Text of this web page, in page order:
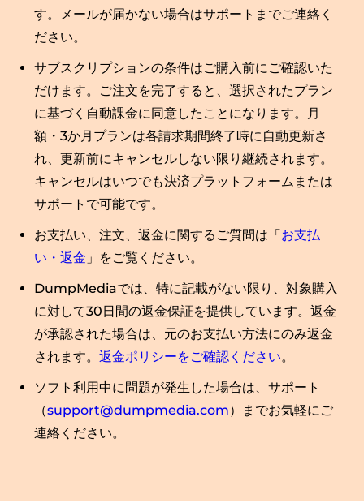
す。メールが届かない場合はサポートまでご連絡く
ださい。
サブスクリプションの条件はご購入前にご確認いた
だけます。ご注文を完了すると、選択されたプラン
に基づく自動課金に同意したことになります。月
額・3か月プランは各請求期間終了時に自動更新さ
れ、更新前にキャンセルしない限り継続されます。
キャンセルはいつでも決済プラットフォームまたは
サポートで可能です。
お支払い、注文、返金に関するご質問は「お支払
い・返金 」をご覧ください。
DumpMediaでは、特に記載がない限り、対象購入
に対して30日間の返金保証を提供しています。返金
が承認された場合は、元のお支払い方法にのみ返金
されます。返金ポリシーをご確認ください。
ソフト利用中に問題が発生した場合は、サポート
（support@dumpmedia.com）までお気軽にご
連絡ください。